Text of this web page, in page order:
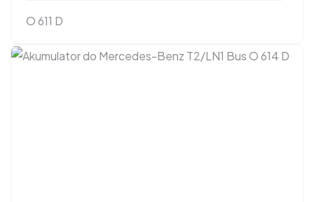
O 611 D